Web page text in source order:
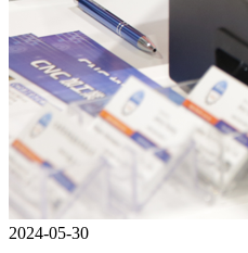
2024-05-30